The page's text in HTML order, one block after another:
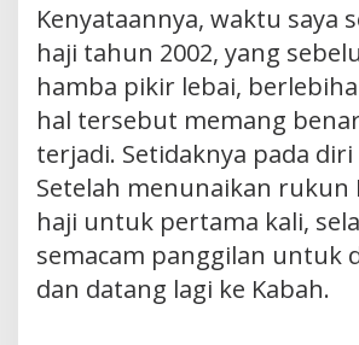
Kenyataannya, waktu saya
haji tahun 2002, yang
hamba pikir lebai,
hal tersebut memang
terjadi. Setidaknya pada diri
Setelah menunaikan rukun
haji untuk pertama kali,
semacam panggilan untuk
dan datang lagi ke Kabah.